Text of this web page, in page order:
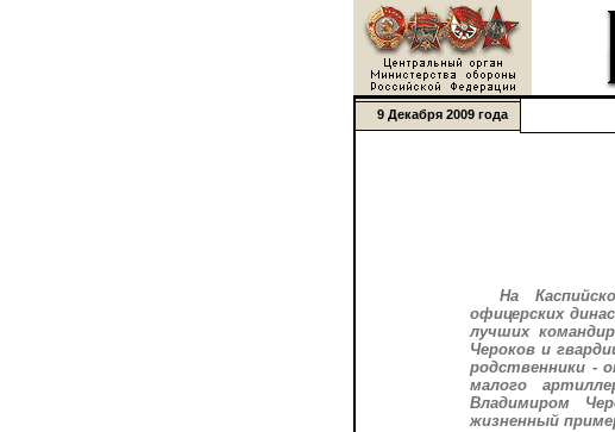
9 Декабря 2009 года
На
офицерских
лучших
Чероков и
родственники -
малого
Владимиром
жизненный